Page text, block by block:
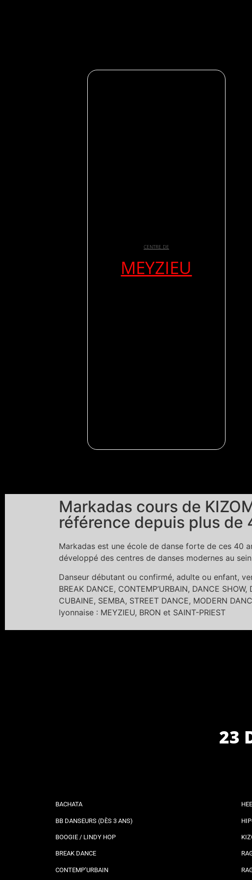
CENTRE DE
MEYZIEU
Markadas cours de
référence depuis plus de
Markadas est une école de danse forte de ces 40
développé des centres de danses modernes au
Danseur débutant ou confirmé, adulte ou enfant,
BREAK DANCE, CONTEMP’URBAIN, DANCE
CUBAINE, SEMBA, STREET DANCE, MODERN
lyonnaise : MEYZIEU, BRON et SAINT-PRIEST
23
BACHATA
BB DANSEURS (DÈS 3 ANS)
BOOGIE / LINDY HOP
BREAK DANCE
CONTEMP’URBAIN